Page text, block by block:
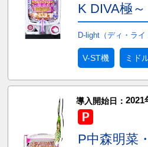
K DIVA極～
D-light（ディ・ライ
V-ST機 ミド
導入開始日： 2021
P中森明菜